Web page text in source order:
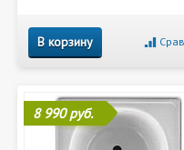
В корзину
8 990 руб.